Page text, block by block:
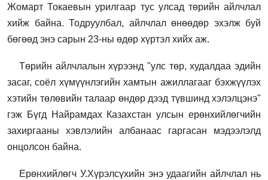
Жомарт Токаевын урилгаар тус улсад төрийн айлчлал
хийж байна. Тодруулбал, айлчлал өнөөдөр эхэлж буй
бөгөөд энэ сарын 23-ны өдөр хүртэл хийх аж.
Төрийн айлчлалын хүрээнд "улс төр, худалдаа эдийн
засаг, соёл хүмүүнлэгийн хамтын ажиллагааг бэхжүүлэх
хэтийн төлөвийн талаар өндөр дээд түвшинд хэлэлцэнэ"
гэж Бүгд Найрамдах Казахстан улсын ерөнхийлөгчийн
захиргааны хэвлэлийн албанаас гаргасан мэдээлэлд
онцолсон байна.
Ерөнхийлөгч У.Хүрэлсүхийн энэ удаагийн айлчлал нь